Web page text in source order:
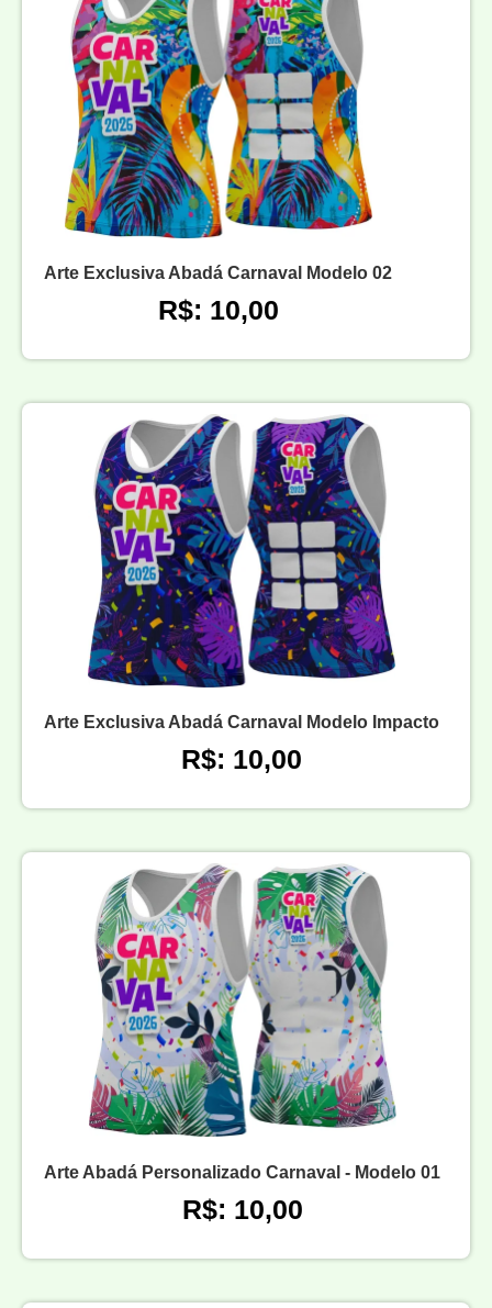
Arte Exclusiva Abadá Carnaval Modelo 02
R$: 10,00
Arte Exclusiva Abadá Carnaval Modelo Impacto
R$: 10,00
Arte Abadá Personalizado Carnaval - Modelo 01
R$: 10,00